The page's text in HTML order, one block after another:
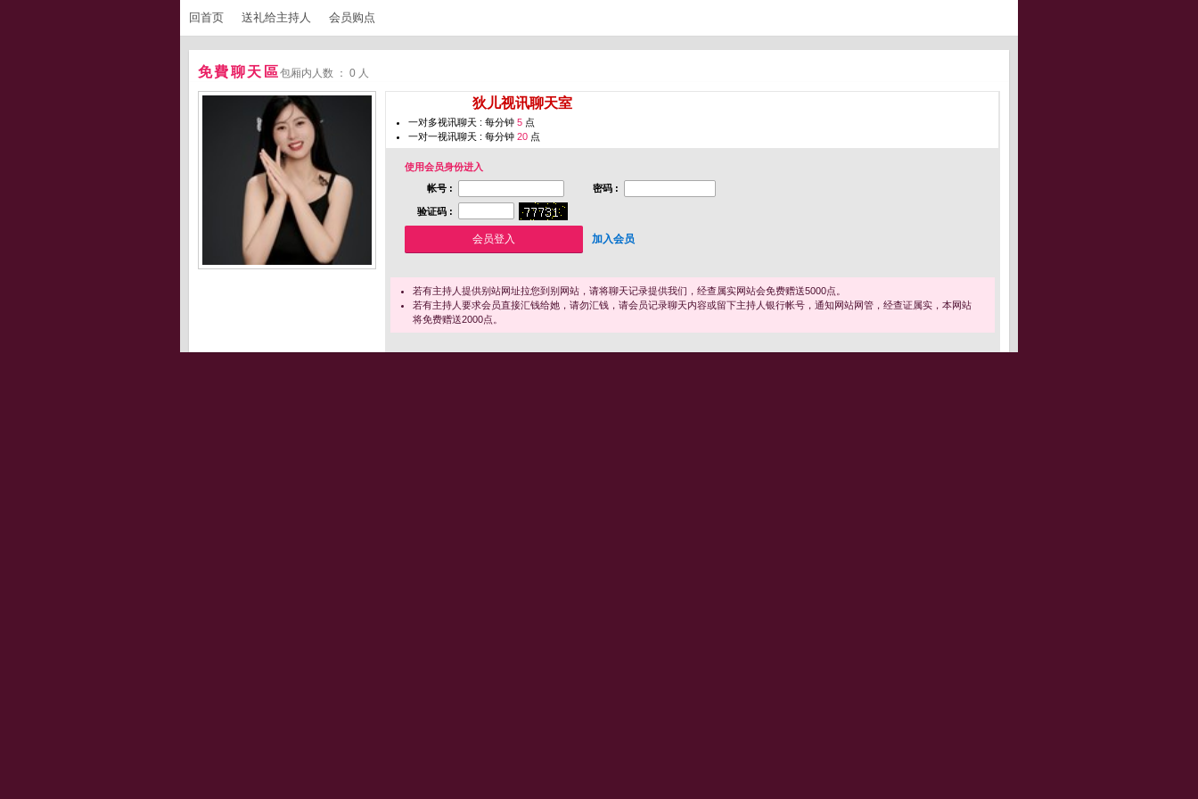
回首页 送礼给主持人 会员购点
免費聊天區包厢内人数 ： 0 人
狄儿视讯聊天室
一对多视讯聊天 : 每分钟 5 点
一对一视讯聊天 : 每分钟 20 点
使用会员身份进入
帐号 :
密码 :
验证码 :
加入会员
若有主持人提供别站网址拉您到别网站，请将聊天记录提供我们，经查属实网站会免费赠送5000点。
若有主持人要求会员直接汇钱给她，请勿汇钱，请会员记录聊天内容或留下主持人银行帐号，通知网站网管，经查证属实，本网站
将免费赠送2000点。